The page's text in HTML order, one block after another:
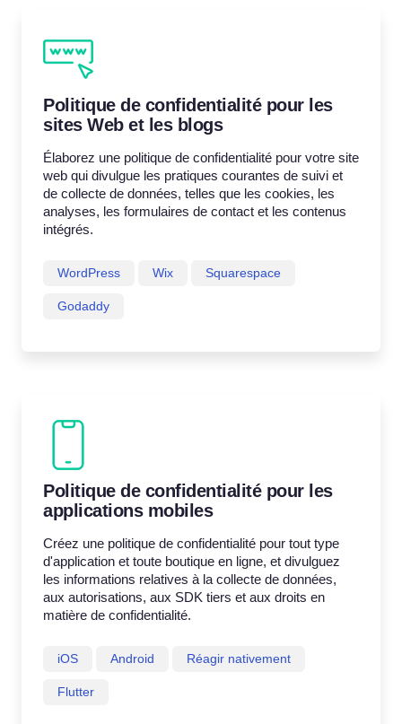
Politique de confidentialité pour les
sites Web et les blogs
Élaborez une politique de confidentialité pour votre site
web qui divulgue les pratiques courantes de suivi et
de collecte de données, telles que les cookies, les
analyses, les formulaires de contact et les contenus
intégrés.
WordPress Wix Squarespace
Godaddy
Politique de confidentialité pour les
applications mobiles
Créez une politique de confidentialité pour tout type
d'application et toute boutique en ligne, et divulguez
les informations relatives à la collecte de données,
aux autorisations, aux SDK tiers et aux droits en
matière de confidentialité.
iOS Android Réagir nativement
Flutter